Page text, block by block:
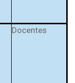
Docentes